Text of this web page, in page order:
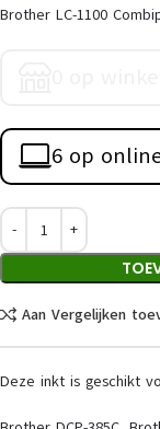
Brother LC-1100
6 op
Aan Vergelijken
Deze inkt is geschikt